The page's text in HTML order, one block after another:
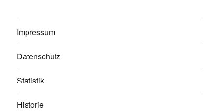
Impressum
Datenschutz
Statistik
Historie